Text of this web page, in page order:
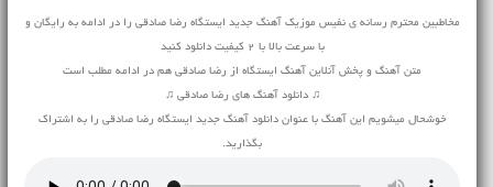
مخاطبین محترم رسانه ی نفیس موزیک آهنگ جدید ایستگاه رضا صادقی را در ادامه به رایگان و
با سرعت بالا با 2 کیفیت دانلود کنید
متن آهنگ و پخش آنلاین آهنگ ایستگاه از رضا صادقی هم در ادامه مطلب است
♫ دانلود آهنگ های رضا صادقی ♫
خوشحال میشویم این آهنگ با عنوان دانلود آهنگ جدید ایستگاه رضا صادقی را به اشتراک
بگذارید.